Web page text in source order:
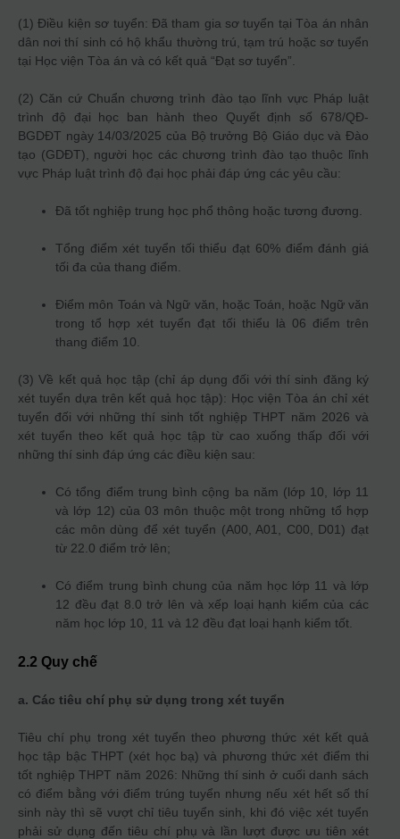
(1) Điều kiện sơ tuyển: Đã tham gia sơ tuyển tại Tòa án nhân
dân nơi thí sinh có hộ khẩu thường trú, tạm trú hoặc sơ tuyển
tại Học viện Tòa án và có kết quả “Đạt sơ tuyển”.
(2) Căn cứ Chuẩn chương trình đào tạo lĩnh vực Pháp luật
trình độ đại học ban hành theo Quyết định số 678/QĐ-
BGDĐT ngày 14/03/2025 của Bộ trưởng Bộ Giáo dục và Đào
tạo (GDĐT), người học các chương trình đào tạo thuộc lĩnh
vực Pháp luật trình độ đại học phải đáp ứng các yêu cầu:
Đã tốt nghiệp trung học phổ thông hoặc tương đương.
Tổng điểm xét tuyển tối thiểu đạt 60% điểm đánh giá
tối đa của thang điểm.
Điểm môn Toán và Ngữ văn, hoặc Toán, hoặc Ngữ văn
trong tổ hợp xét tuyển đạt tối thiểu là 06 điểm trên
thang điểm 10.
(3) Về kết quả học tập (chỉ áp dụng đối với thí sinh đăng ký
xét tuyển dựa trên kết quả học tập): Học viện Tòa án chỉ xét
tuyển đối với những thí sinh tốt nghiệp THPT năm 2026 và
xét tuyển theo kết quả học tập từ cao xuống thấp đối với
những thí sinh đáp ứng các điều kiện sau:
Có tổng điểm trung bình cộng ba năm (lớp 10, lớp 11
và lớp 12) của 03 môn thuộc một trong những tổ hợp
các môn dùng để xét tuyển (A00, A01, C00, D01) đạt
từ 22.0 điểm trở lên;
Có điểm trung bình chung của năm học lớp 11 và lớp
12 đều đạt 8.0 trở lên và xếp loại hạnh kiểm của các
năm học lớp 10, 11 và 12 đều đạt loại hạnh kiểm tốt.
2.2 Quy chế
a. Các tiêu chí phụ sử dụng trong xét tuyển
Tiêu chí phụ trong xét tuyển theo phương thức xét kết quả
học tập bậc THPT (xét học bạ) và phương thức xét điểm thi
tốt nghiệp THPT năm 2026: Những thí sinh ở cuối danh sách
có điểm bằng với điểm trúng tuyển nhưng nếu xét hết số thí
sinh này thì sẽ vượt chỉ tiêu tuyển sinh, khi đó việc xét tuyển
phải sử dụng đến tiêu chí phụ và lần lượt được ưu tiên xét